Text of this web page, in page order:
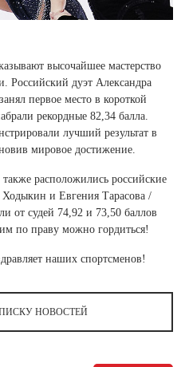
(3)
высочайшее мастерство
Российский дуэт Александра
первое место в короткой
рекордные 82,34 балла.
лучший результат в
мировое достижение.
расположились российские
и Евгения Тарасова /
от судей 74,92 и 73,50 баллов
по праву можно гордиться!
наших спортсменов!
НОВОСТЕЙ